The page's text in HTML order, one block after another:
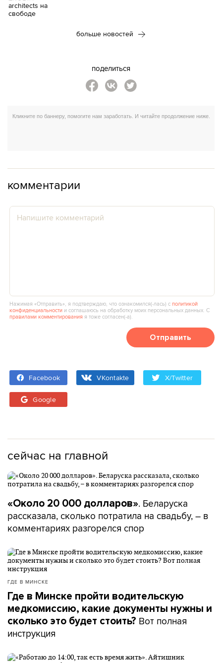
больше новостей
поделиться
комментарии
Нажимая «Отправить», я подтверждаю, что ознакомился(‑лась) сполитикой
конфиденциальности и соглашаюсь на обработку моих персональных данных. С
правилами комментирования я тоже согласен(‑а).
Отправить
Facebook VKontakte X/Twitter
Google
сейчас на главной
«Около 20 000 долларов». Беларуска
рассказала, сколько потратила на свадьбу, – в
комментариях разгорелся спор
ГДЕ В МИНСКЕ
Где в Минске пройти водительскую
медкомиссию, какие документы нужны и
сколько это будет стоить? Вот полная
инструкция